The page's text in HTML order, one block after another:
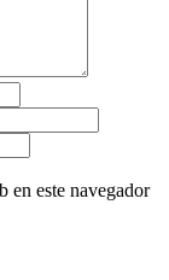
en este navegador